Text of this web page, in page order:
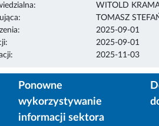
WITOLD
TOMASZ
2025-09-01
2025-09-01
2025-11-03
Ponowne
wykorzystywanie
informacji sektora